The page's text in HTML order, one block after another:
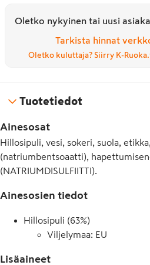
Oletko nykyinen tai uusi
Tarkista hinnat
Oletko kuluttaja? Siirry K-
Tuotetiedot
Ainesosat
Hillosipuli, vesi, sokeri, suola,
(natriumbentsoaatti),
(NATRIUMDISULFIITTI).
Ainesosien tiedot
Hillosipuli (63%)
Viljelymaa: EU
Lisäaineet